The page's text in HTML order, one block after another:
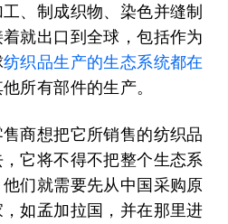
、制成织物、染色并缝制
就出口到全球，包括作为
纺织品生产的生态系统都在
所有部件的生产。
商想把它所销售的纺织品
它将不得不把整个生态系
们就需要先从中国采购原
如孟加拉国，并在那里进